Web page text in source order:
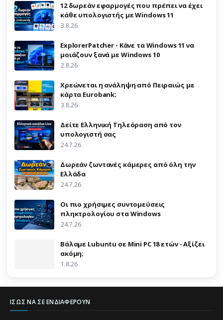
12 δωρεάν εφαρμογές που πρέπει να έχει
κάθε υπολογιστής με Windows 11
3.8.26
ExplorerPatcher - Κάνε τα Windows 11 να
μοιάζουν ξανά με Windows 10
2.8.26
Χρεώνεται η ανάληψη από Πειραιώς με
κάρτα Eurobank;
3.8.26
Δείτε Ελληνική Τηλεόραση από τον
υπολογιστή σας
24.7.26
Δωρεάν ζωντανές κάμερες από όλη την
Ελλάδα
24.7.26
Οι πιο χρήσιμες συντομεύσεις
πληκτρολογίου στα Windows
24.7.26
Βάλαμε Lubuntu σε Mini PC 18 ετών - Αξίζει
ακόμη;
1.8.26
ΊΣΩΣ ΝΑ ΣΕ ΕΝΔΙΑΦΈΡΟΥΝ